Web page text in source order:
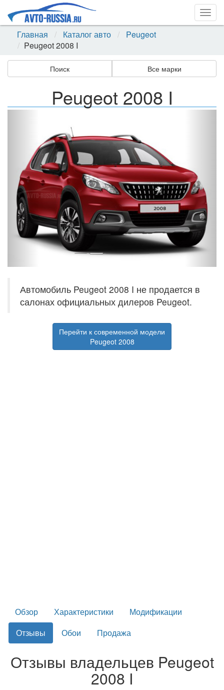
Главная
Каталог авто
Peugeot
Peugeot 2008 I
Поиск Все марки
Peugeot 2008 I
Автомобиль Peugeot 2008 I не продается в
салонах официальных дилеров Peugeot.
Перейти к современной модели
Peugeot 2008
Обзор Характеристики
Модификации
Отзывы
Обои Продажа
Отзывы владельцев Peugeot
2008 I